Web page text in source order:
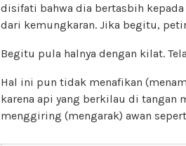
disifati bahwa dia bertasbih kepada
dari kemungkaran. Jika begitu,
Begitu pula halnya dengan kilat.
Hal ini pun tidak menafikan
karena api yang berkilau di
menggiring (mengarak) awan